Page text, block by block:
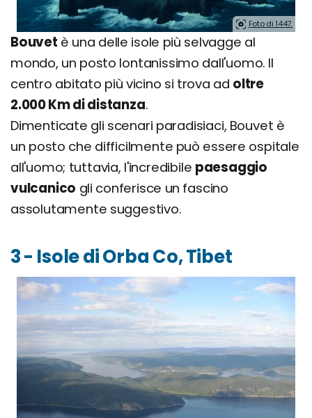
Foto di 1447.
Bouvet è una delle isole più selvagge al
mondo, un posto lontanissimo dall'uomo. Il
centro abitato più vicino si trova ad oltre
2.000 Km di distanza.
Dimenticate gli scenari paradisiaci, Bouvet è
un posto che difficilmente può essere ospitale
all'uomo; tuttavia, l'incredibile paesaggio
vulcanico gli conferisce un fascino
assolutamente suggestivo.
3 - Isole di Orba Co, Tibet